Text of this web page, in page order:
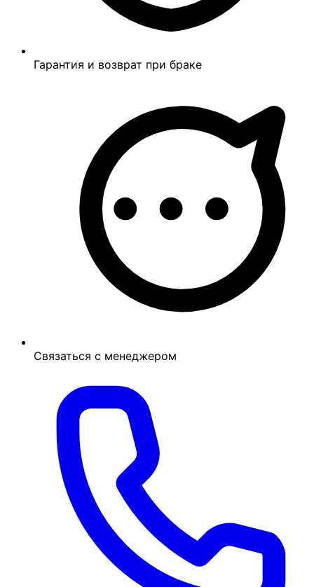
Гарантия и возврат при браке
Связаться с менеджером